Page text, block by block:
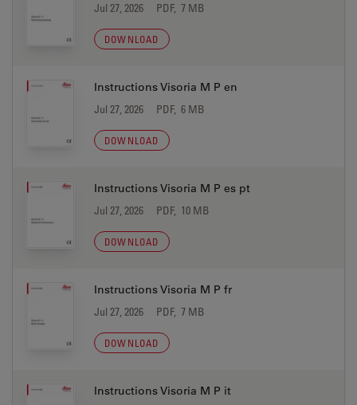
Jul 27, 2026 PDF, 7 MB
DOWNLOAD
Instructions Visoria M P en
Jul 27, 2026 PDF, 6 MB
DOWNLOAD
Instructions Visoria M P es pt
Jul 27, 2026 PDF, 10 MB
DOWNLOAD
Instructions Visoria M P fr
Jul 27, 2026 PDF, 7 MB
DOWNLOAD
Instructions Visoria M P it